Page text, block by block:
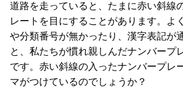
道路を走っていると、たまに赤い斜線
レートを目にすることがあります。よ
や分類番号が無かったり、漢字表記が
と、私たちが慣れ親しんだナンバープ
です。赤い斜線の入ったナンバープレ
マがつけているのでしょうか？